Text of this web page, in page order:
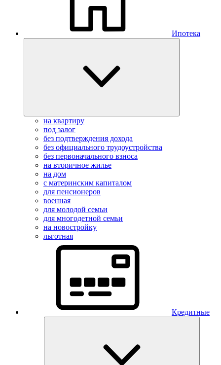
Ипотека
на квартиру
под залог
без подтверждения дохода
без официального трудоустройства
без первоначального взноса
на вторичное жилье
на дом
с материнским капиталом
для пенсионеров
военная
для молодой семьи
для многодетной семьи
на новостройку
льготная
Кредитные